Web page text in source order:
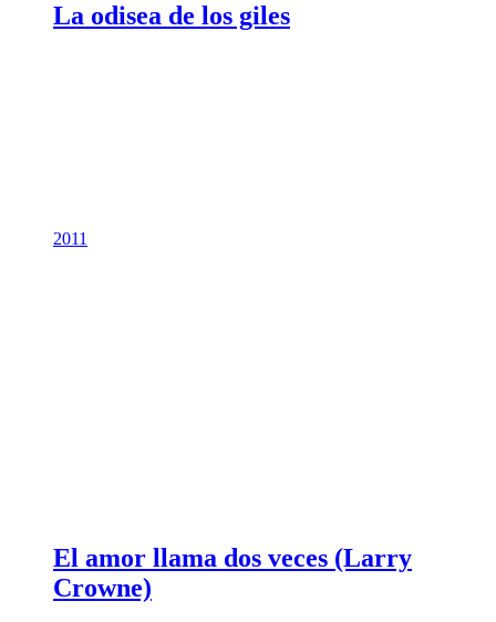
La odisea de los giles
2011
El amor llama dos veces (Larry
Crowne)